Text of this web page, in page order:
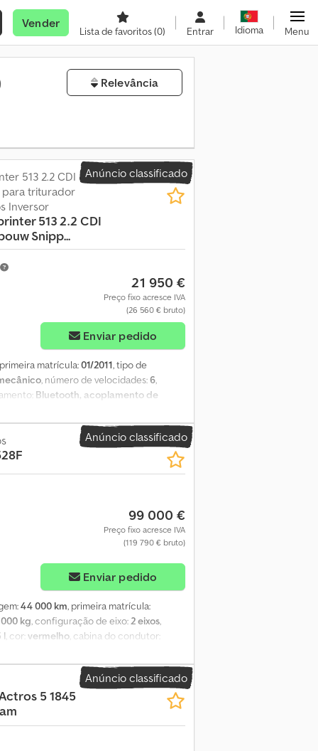
Vender
Lista de favoritos(0) Entrar Idioma Menu
Relevância
Anúncio classificado
513 2.2 CDI
para triturador
Inversor
513 2.2 CDI
Snipp...
21 950 €
Preço fixo acresce IVA
(26 560 € bruto)
Enviar pedido
matrícula:01/2011, tipo de
, número de velocidades:6
Bluetooth, acoplamento de
histórico completo de manutenção
centralizado com comando à distância -
em altura - Bancos confortáveis -
com Bluetooth - Conversor = Outras
Informações técnicas Número de
2.035 kg Peso bruto: 5.000 kg Interior
de proprietários: 1 Número de
B.V., Ootmarsumseweg 110, 7665SE
Anúncio classificado
Solicitar mais imagens
99 000 €
Preço fixo acresce IVA
(119 790 € bruto)
Enviar pedido
44 000 km, primeira matrícula:
kg, configuração de eixo:2 eixos,
l, cor:vermelho, cabina do condutor:
(mola)
, horas de funcionamento:5 690 h,
2475 horas de utilização da escada.
Anúncio classificado
5 1845